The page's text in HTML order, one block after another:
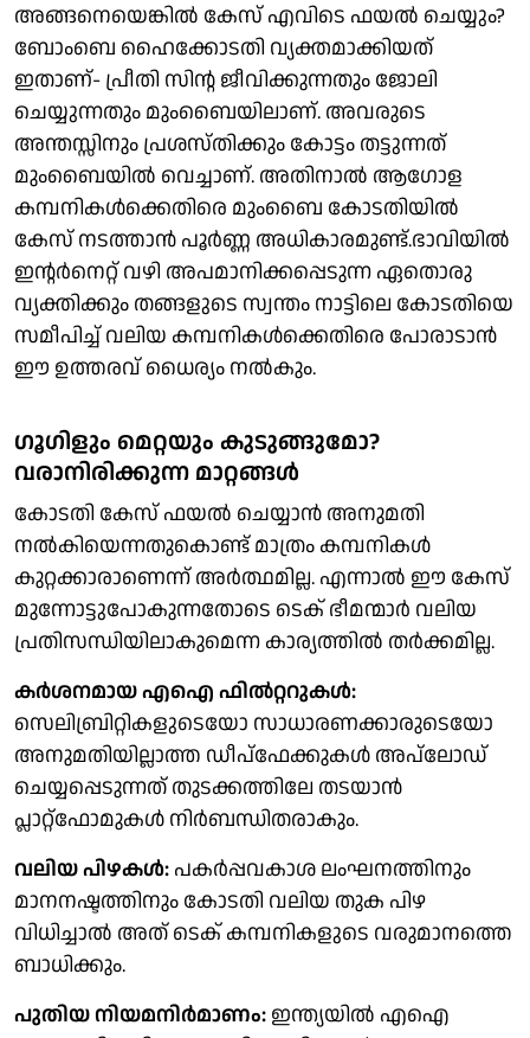
അങ്ങനെയെങ്കില്‍ കേസ് എവിടെ ഫയല്‍ ചെയ്യും?
ബോംബെ ഹൈക്കോടതി വ്യക്തമാക്കിയത്
ഇതാണ്- പ്രീതി സിന്റ ജീവിക്കുന്നതും ജോലി
ചെയ്യുന്നതും മുംബൈയിലാണ്. അവരുടെ
അന്തസ്സിനും പ്രശസ്തിക്കും കോട്ടം തട്ടുന്നത്
മുംബൈയില്‍ വെച്ചാണ്. അതിനാല്‍ ആഗോള
കമ്പനികള്‍ക്കെതിരെ മുംബൈ കോടതിയില്‍
കേസ് നടത്താന്‍ പൂര്‍ണ്ണ അധികാരമുണ്ട്.ഭാവിയില്‍
ഇന്റര്‍നെറ്റ് വഴി അപമാനിക്കപ്പെടുന്ന ഏതൊരു
വ്യക്തിക്കും തങ്ങളുടെ സ്വന്തം നാട്ടിലെ കോടതിയെ
സമീപിച്ച് വലിയ കമ്പനികള്‍ക്കെതിരെ പോരാടാന്‍
ഈ ഉത്തരവ് ധൈര്യം നല്‍കും.
ഗൂഗിളും മെറ്റയും കുടുങ്ങുമോ?
വരാനിരിക്കുന്ന മാറ്റങ്ങള്‍
കോടതി കേസ് ഫയല്‍ ചെയ്യാന്‍ അനുമതി
നല്‍കിയെന്നതുകൊണ്ട് മാത്രം കമ്പനികള്‍
കുറ്റക്കാരാണെന്ന് അര്‍ത്ഥമില്ല. എന്നാല്‍ ഈ കേസ്
മുന്നോട്ടുപോകുന്നതോടെ ടെക് ഭീമന്മാര്‍ വലിയ
പ്രതിസന്ധിയിലാകുമെന്ന കാര്യത്തില്‍ തര്‍ക്കമില്ല.
കര്‍ശനമായ എഐ ഫില്‍റ്ററുകള്‍:
സെലിബ്രിറ്റികളുടെയോ സാധാരണക്കാരുടെയോ
അനുമതിയില്ലാത്ത ഡീപ്‌ഫേക്കുകള്‍ അപ്‌ലോഡ്
ചെയ്യപ്പെടുന്നത് തുടക്കത്തിലേ തടയാന്‍
പ്ലാറ്റ്ഫോമുകള്‍ നിര്‍ബന്ധിതരാകും.
വലിയ പിഴകള്‍: പകര്‍പ്പവകാശ ലംഘനത്തിനും
മാനനഷ്ടത്തിനും കോടതി വലിയ തുക പിഴ
വിധിച്ചാല്‍ അത് ടെക് കമ്പനികളുടെ വരുമാനത്തെ
ബാധിക്കും.
പുതിയ നിയമനിര്‍മാണം: ഇന്ത്യയില്‍ എഐ